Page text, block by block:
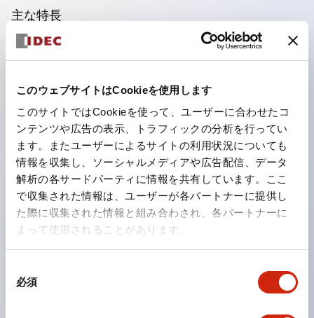
このウェブサイトはCookieを使用します
このサイトではCookieを使って、ユーザーに合わせたコ
ンテンツや広告の表示、トラフィックの分析を行ってい
ます。またユーザーによるサイトの利用状況についても
情報を収集し、ソーシャルメディアや広告配信、データ
解析の各サードパーティに情報を共有しています。ここ
で収集された情報は、ユーザーが各パートナーに提供し
た際に収集された情報と組み合わされ、各パートナーに
よって使用されることがあります。
必須
主な特長
照光ユニットの低電圧タイプ(6～24Vタイプ)は2026
フィンガープロテクション構造、ねじアップ端子構造、
保護構造IP20に対応したHW-U形コンタクトブロック
を搭載。
高電圧タイプのLED球が搭載可能になり、ダイレクト
タイプの定格使用電圧が最大240Vまで対応可能になり
ました。
ひとつで6色の役をこなすLED球（LSRD球）。これま
UL、CSA、TÜV、CCC認証品。